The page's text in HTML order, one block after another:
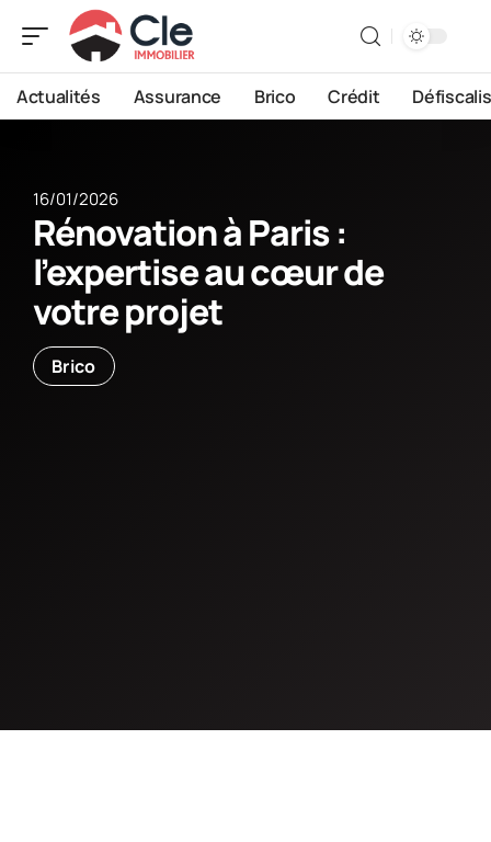
Actualités Assurance Brico Crédit
16/01/2026
Rénovation à Paris :
l’expertise au cœur de
votre projet
Brico